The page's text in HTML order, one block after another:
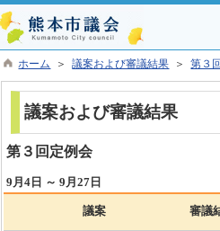
ホーム ＞議案および審議結果 ＞第３
議案および審議結果
第３回定例会
9月4日 ～ 9月27日
議案 審議